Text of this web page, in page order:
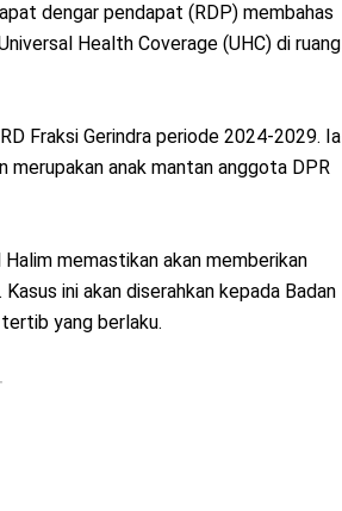
dengar pendapat (RDP) membahas
Health Coverage (UHC) di ruang
Fraksi Gerindra periode 2024-2029. Ia
anak mantan anggota DPR
memastikan akan memberikan
ini akan diserahkan kepada Badan
yang berlaku.